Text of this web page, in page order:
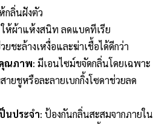
กลิ่นฝังตัว
ให้ผ้าแห้งสนิท ลดแบคทีเรีย
ยชะล้างเหงื่อและฆ่าเชื้อได้ดีกว่า
ณภาพ: มีเอนไซม์ขจัดกลิ่นโดยเฉพาะ
ายชูหรือละลายเบกกิ้งโซดาช่วยลด
นประจำ: ป้องกันกลิ่นสะสมจากภายใน